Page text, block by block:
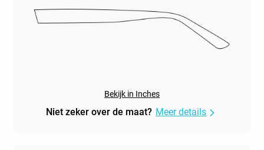
Bekijk in Inches
Niet zeker over de maat? Meer details